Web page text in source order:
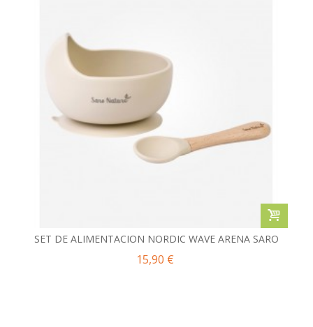
SET DE ALIMENTACION NORDIC WAVE ARENA SARO
15,90 €